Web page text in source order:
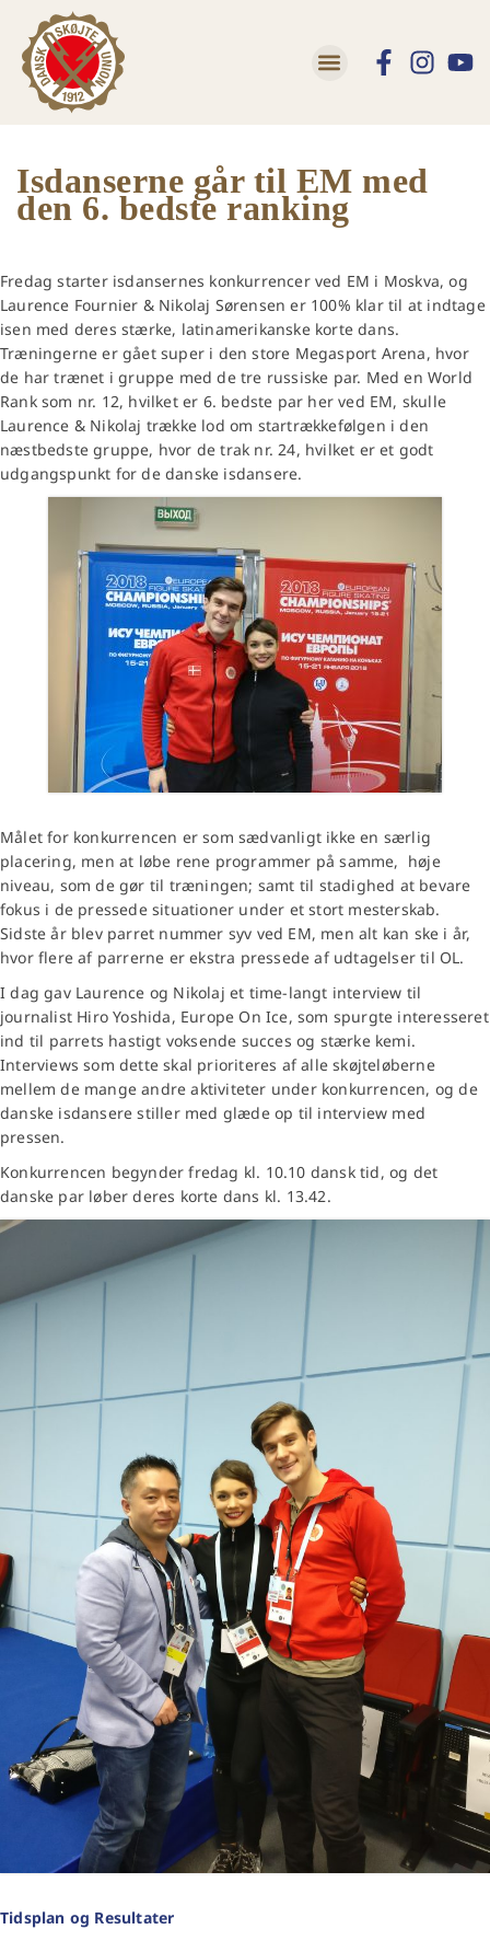
Isdanserne går til EM med
den 6. bedste ranking
Fredag starter isdansernes konkurrencer ved EM i Moskva, og
Laurence Fournier & Nikolaj Sørensen er 100% klar til at indtage
isen med deres stærke, latinamerikanske korte dans.
Træningerne er gået super i den store Megasport Arena, hvor
de har trænet i gruppe med de tre russiske par. Med en World
Rank som nr. 12, hvilket er 6. bedste par her ved EM, skulle
Laurence & Nikolaj trække lod om startrækkefølgen i den
næstbedste gruppe, hvor de trak nr. 24, hvilket er et godt
udgangspunkt for de danske isdansere.
Målet for konkurrencen er som sædvanligt ikke en særlig
placering, men at løbe rene programmer på samme, høje
niveau, som de gør til træningen; samt til stadighed at bevare
fokus i de pressede situationer under et stort mesterskab.
Sidste år blev parret nummer syv ved EM, men alt kan ske i år,
hvor flere af parrerne er ekstra pressede af udtagelser til OL.
I dag gav Laurence og Nikolaj et time-langt interview til
journalist Hiro Yoshida, Europe On Ice, som spurgte interesseret
ind til parrets hastigt voksende succes og stærke kemi.
Interviews som dette skal prioriteres af alle skøjteløberne
mellem de mange andre aktiviteter under konkurrencen, og de
danske isdansere stiller med glæde op til interview med
pressen.
Konkurrencen begynder fredag kl. 10.10 dansk tid, og det
danske par løber deres korte dans kl. 13.42.
Tidsplan og Resultater